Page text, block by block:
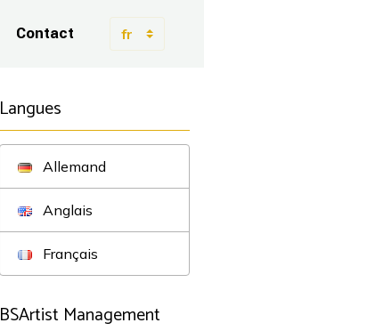
Contact
Langues
Allemand
Anglais
Français
BSArtist Management